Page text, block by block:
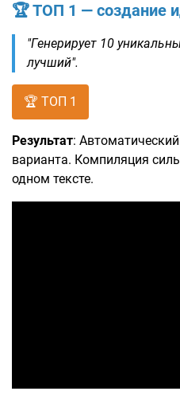
🏆 ТОП 1 — создание
"Генерирует 10
лучший".
🏆 ТОП 1
Результат:
варианта. Компиляция
одном тексте.